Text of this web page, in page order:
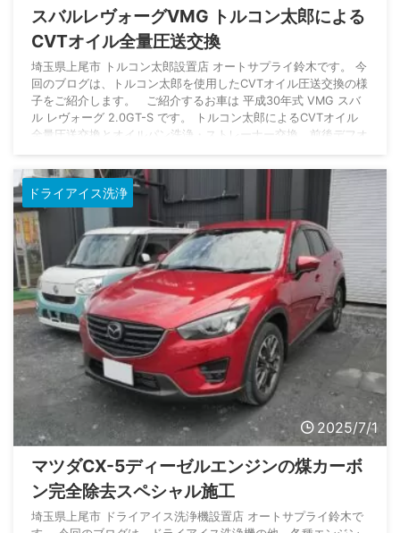
スバルレヴォーグVMG トルコン太郎による
CVTオイル全量圧送交換
埼玉県上尾市 トルコン太郎設置店 オートサプライ鈴木です。 今
回のブログは、トルコン太郎を使用したCVTオイル圧送交換の様
子をご紹介します。 ご紹介するお車は 平成30年式 VMG スバ
ル レヴォーグ 2.0GT-S です。 トルコン太郎によるCVTオイル
全量圧送交換とオイルパン洗浄・ストレーナー交換、前後デフオ
工のため、千葉県市原市よりご入庫いただきました。 数あるト
ルコン太郎設置店の中から、オートサプライ鈴木をご指名 ...
ドライアイス洗浄
2025/7/1
マツダCX-5ディーゼルエンジンの煤カーボ
ン完全除去スペシャル施工
埼玉県上尾市 ドライアイス洗浄機設置店 オートサプライ鈴木で